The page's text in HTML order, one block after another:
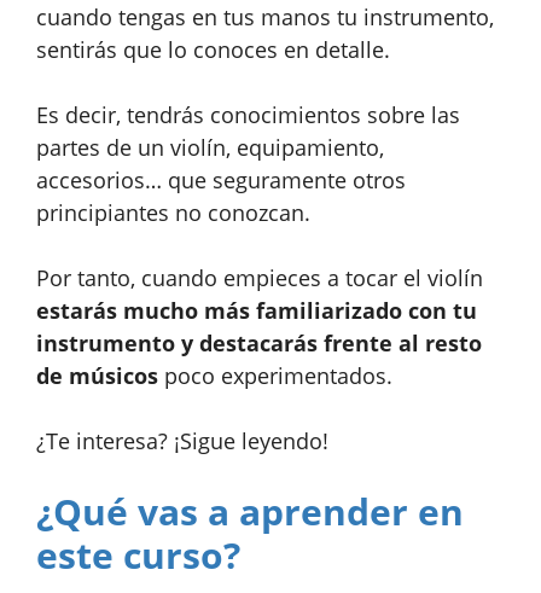
cuando tengas en tus manos tu instrumento,
sentirás que lo conoces en detalle.
Es decir, tendrás conocimientos sobre las
partes de un violín, equipamiento,
accesorios… que seguramente otros
principiantes no conozcan.
Por tanto, cuando empieces a tocar el violín
estarás mucho más familiarizado con tu
instrumento y destacarás frente al resto
de músicos poco experimentados.
¿Te interesa? ¡Sigue leyendo!
¿Qué vas a aprender en
este curso?